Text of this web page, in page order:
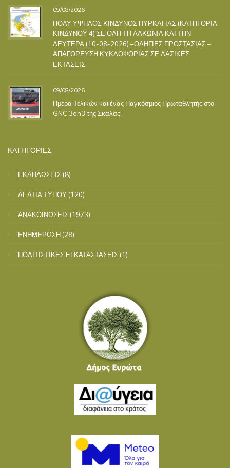
09/08/2026
ΠΟΛΥ ΥΨΗΛΟΣ ΚΙΝΔΥΝΟΣ ΠΥΡΚΑΓΙΑΣ (ΚΑΤΗΓΟΡΙΑ
ΚΙΝΔΥΝΟΥ 4) ΣΕ ΟΛΗ ΤΗ ΛΑΚΩΝΙΑ ΚΑΙ ΤΗΝ
ΔΕΥΤΕΡΑ (10-08-2026) –ΟΔΗΓΙΕΣ ΠΡΟΣΤΑΣΙΑΣ –
ΑΠΑΓΟΡΕΥΣΗ ΚΥΚΛΟΦΟΡΙΑΣ ΣΕ ΔΑΣΙΚΕΣ
ΕΚΤΑΣΕΙΣ
09/08/2026
Ημέρα Τελικών και ένας Παγκόσμιος Πρωταθλητής στο
GNC 3on3 της Σκάλας!
ΚΑΤΗΓΟΡΙΕΣ
ΕΚΔΗΛΩΣΕΙΣ (8)
ΔΕΛΤΙΑ ΤΥΠΟΥ (120)
ΑΝΑΚΟΙΝΩΣΕΙΣ (1973)
ΕΝΗΜΕΡΩΣΗ (28)
ΠΟΛΙΤΙΣΤΙΚΕΣ ΕΓΚΑΤΑΣΤΑΣΕΙΣ (1)